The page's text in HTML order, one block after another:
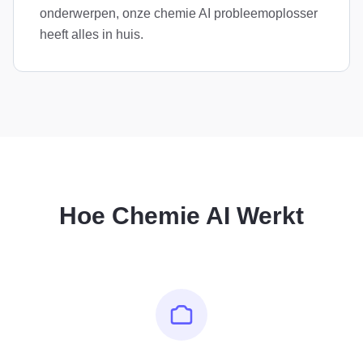
onderwerpen, onze chemie AI probleemoplosser
heeft alles in huis.
Hoe Chemie AI Werkt